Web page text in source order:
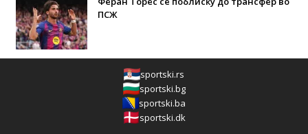
ПСЖ
sportski.rs
sportski.bg
sportski.ba
sportski.dk